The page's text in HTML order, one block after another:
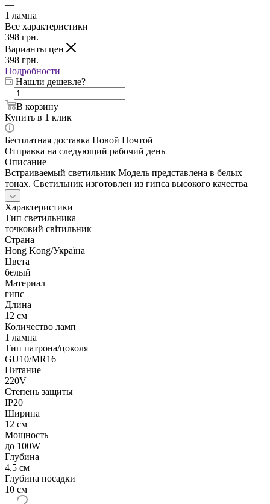
—
1 лампа
Все характеристики
398 грн.
Варианты цен
398 грн.
Подробности
Нашли дешевле?
В корзину
Купить в 1 клик
Бесплатная доставка Новой Почтой
Отправка на следующий рабочий день
Описание
Встраиваемый светильник Модель представлена в белых
тонах. Светильник изготовлен из гипса высокого качества
Характеристики
Тип светильника
точковий світильник
Страна
Hong Kong/Україна
Цвета
белый
Материал
гипс
Длина
12 см
Количество ламп
1 лампа
Тип патрона/цоколя
GU10/MR16
Питание
220V
Степень защиты
IP20
Ширина
12 см
Мощность
до 100W
Глубина
4.5 см
Глубина посадки
10 см